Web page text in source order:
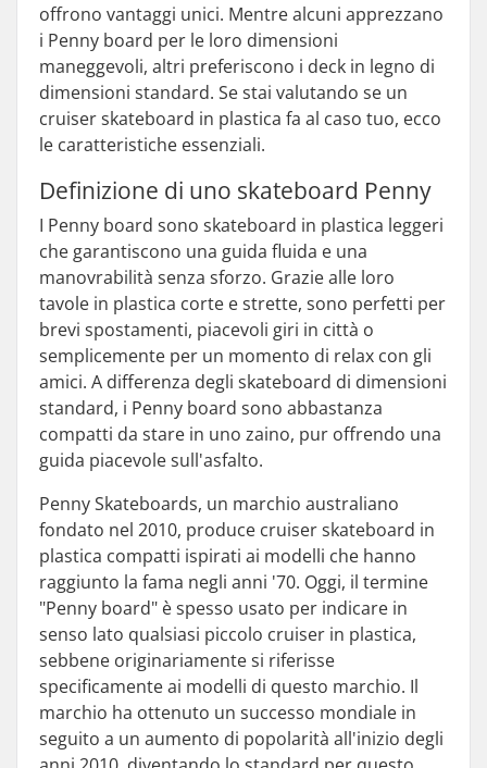
offrono vantaggi unici. Mentre alcuni apprezzano
i Penny board per le loro dimensioni
maneggevoli, altri preferiscono i deck in legno di
dimensioni standard. Se stai valutando se un
cruiser skateboard in plastica fa al caso tuo, ecco
le caratteristiche essenziali.
Definizione di uno skateboard Penny
I Penny board sono skateboard in plastica leggeri
che garantiscono una guida fluida e una
manovrabilità senza sforzo. Grazie alle loro
tavole in plastica corte e strette, sono perfetti per
brevi spostamenti, piacevoli giri in città o
semplicemente per un momento di relax con gli
amici. A differenza degli skateboard di dimensioni
standard, i Penny board sono abbastanza
compatti da stare in uno zaino, pur offrendo una
guida piacevole sull'asfalto.
Penny Skateboards, un marchio australiano
fondato nel 2010, produce cruiser skateboard in
plastica compatti ispirati ai modelli che hanno
raggiunto la fama negli anni '70. Oggi, il termine
"Penny board" è spesso usato per indicare in
senso lato qualsiasi piccolo cruiser in plastica,
sebbene originariamente si riferisse
specificamente ai modelli di questo marchio. Il
marchio ha ottenuto un successo mondiale in
seguito a un aumento di popolarità all'inizio degli